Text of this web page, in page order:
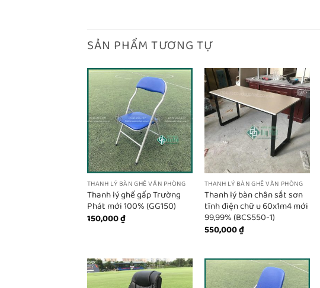
SẢN PHẨM TƯƠNG TỰ
THANH LÝ BÀN GHẾ VĂN PHÒNG
Thanh lý ghế gấp Trường
Phát mới 100% (GG150)
150,000₫
THANH LÝ BÀN GHẾ VĂN PHÒNG
Thanh lý bàn chân sắt sơn
tĩnh điện chữ u 60x1m4 mới
99,99% (BCS550-1)
550,000₫